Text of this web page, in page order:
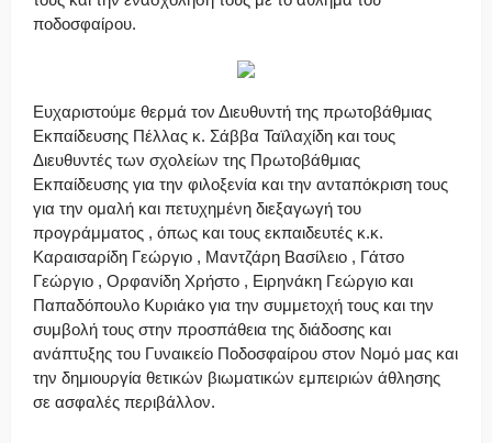
ποδοσφαίρου.
Ευχαριστούμε θερμά τον Διευθυντή της πρωτοβάθμιας
Εκπαίδευσης Πέλλας κ. Σάββα Ταϊλαχίδη και τους
Διευθυντές των σχολείων της Πρωτοβάθμιας
Εκπαίδευσης για την φιλοξενία και την ανταπόκριση τους
για την ομαλή και πετυχημένη διεξαγωγή του
προγράμματος , όπως και τους εκπαιδευτές κ.κ.
Καραισαρίδη Γεώργιο , Μαντζάρη Βασίλειο , Γάτσο
Γεώργιο , Ορφανίδη Χρήστο , Ειρηνάκη Γεώργιο και
Παπαδόπουλο Κυριάκο για την συμμετοχή τους και την
συμβολή τους στην προσπάθεια της διάδοσης και
ανάπτυξης του Γυναικείο Ποδοσφαίρου στον Νομό μας και
την δημιουργία θετικών βιωματικών εμπειριών άθλησης
σε ασφαλές περιβάλλον.